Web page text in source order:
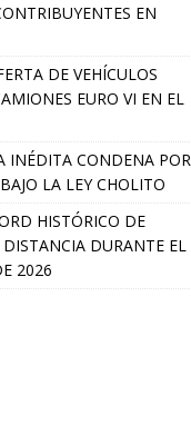
EN
DE VEHÍCULOS
EURO VI EN EL
INÉDITA CONDENA POR
LA LEY CHOLITO
HISTÓRICO DE
DURANTE EL
2026